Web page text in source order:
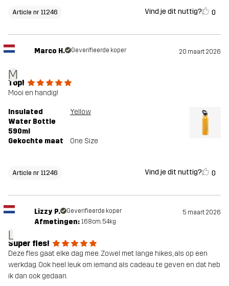
Article nr 11246 Vind je dit nuttig? 0
M
Marco H. Geverifieerde koper 20 maart 2026
Top!
Mooi en handig!
Insulated
Water Bottle
590ml
Yellow
Gekochte maat One Size
Article nr 11246 Vind je dit nuttig? 0
L
Lizzy P. Geverifieerde koper 5 maart 2026
Afmetingen: 168cm, 54kg
Super fles!
Deze fles gaat elke dag mee. Zowel met lange hikes, als op een
werkdag. Ook heel leuk om iemand als cadeau te geven en dat heb
ik dan ook gedaan.